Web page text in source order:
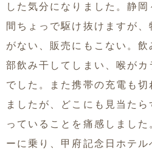
した気分になりました。静
間ちょっで駆け抜けますが
がない、販売にもこない。
部飲み干してしまい、喉が
でした。また携帯の充電も
ましたが、どこにも見当た
っていることを痛感しまし
ーに乗り、甲府記念日ホテ